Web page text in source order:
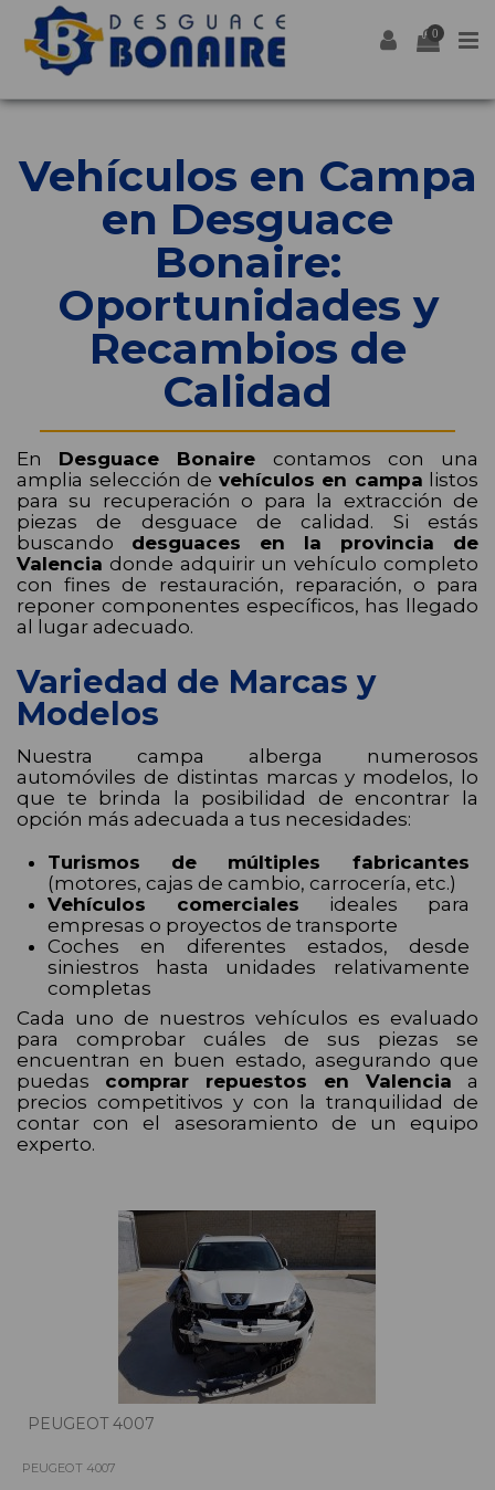
0
Vehículos en Campa
en Desguace
Bonaire:
Oportunidades y
Recambios de
Calidad
En Desguace Bonaire contamos con una
amplia selección de vehículos en campa listos
para su recuperación o para la extracción de
piezas de desguace de calidad. Si estás
buscando desguaces en la provincia de
Valencia donde adquirir un vehículo completo
con fines de restauración, reparación, o para
reponer componentes específicos, has llegado
al lugar adecuado.
Variedad de Marcas y
Modelos
Nuestra campa alberga numerosos
automóviles de distintas marcas y modelos, lo
que te brinda la posibilidad de encontrar la
opción más adecuada a tus necesidades:
Turismos de múltiples fabricantes
(motores, cajas de cambio, carrocería, etc.)
Vehículos comerciales ideales para
empresas o proyectos de transporte
Coches en diferentes estados, desde
siniestros hasta unidades relativamente
completas
Cada uno de nuestros vehículos es evaluado
para comprobar cuáles de sus piezas se
encuentran en buen estado, asegurando que
puedas comprar repuestos en Valencia a
precios competitivos y con la tranquilidad de
contar con el asesoramiento de un equipo
experto.
PEUGEOT 4007
PEUGEOT 4007